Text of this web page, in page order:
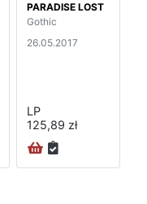
PARADISE LOST
Gothic
26.05.2017
LP
125,89 zł